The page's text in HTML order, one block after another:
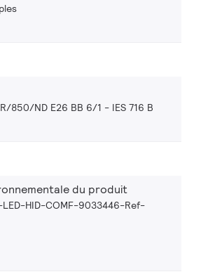
850/ND E26 BB 6/1 IES 716 B
du produit
LED-HID-COMF-9033446-Ref-